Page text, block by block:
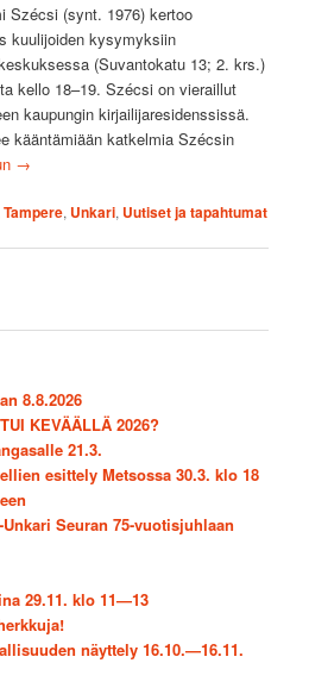
Szécsi (synt. 1976) kertoo
kuulijoiden kysymyksiin
(Suvantokatu 13; 2. krs.)
kello 18–19. Szécsi on vieraillut
kaupungin kirjailijaresidenssissä.
kääntämiään katkelmia Szécsin
→
Tampere, Unkari, Uutiset ja tapahtumat
8.8.2026
KEVÄÄLLÄ 2026?
21.3.
esittely Metsossa 30.3. klo 18
Seuran 75-vuotisjuhlaan
29.11. klo 11—13
näyttely 16.10.—16.11.